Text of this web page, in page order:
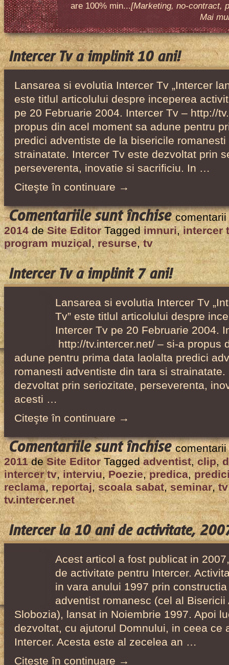
are 100% min...[Marketing, no-contract,
Mai
Intercer Tv a implinit 10 ani!
Lansarea si evolutia Intercer Tv „Intercer
este titlul articolului despre inceperea
pe 20 Februarie 2004. Intercer Tv – http://
propus din acel moment sa adune pentru
predici adventiste de la bisericile
strainatate. Intercer Tv este dezvoltat prin
perseverenta, inovatie si sacrificiu. In …
Citeşte în continuare →
Comentariile sunt închisepentru
Intercer
Tv
a
implinit
10
2014 de Site EditorTaggedimnuri,intercer
program muzical,resurse,tv
Intercer Tv a implinit 7 ani!
Lansarea si evolutia Intercer Tv
Tv” este titlul articolului despre
Intercer Tv pe 20 Februarie 2004.
http://tv.intercer.net/ – si-a propus
adune pentru prima data laolalta predici
romanesti adventiste din tara si
dezvoltat prin seriozitate, perseverenta,
acesti …
Citeşte în continuare →
Comentariile sunt închisepentru
Intercer
Tv
a
implinit
7
ani!
2011 de Site EditorTaggedadventist,clip,
intercer tv,interviu,Poezie,predica,
reclama,reportaj,scoala sabat,seminar,tv
tv.intercer.net
Intercer la 10 ani de activitate,
Acest articol a fost publicat in
de activitate pentru Intercer.
in vara anului 1997 prin
adventist romanesc (cel al Bisericii
Slobozia), lansat in Noiembrie 1997. Apoi
dezvoltat, cu ajutorul Domnului, in ceea ce
Intercer. Acesta este al zecelea an …
Citeşte în continuare →